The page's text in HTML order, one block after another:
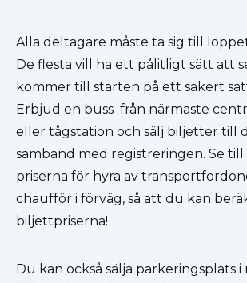
Alla deltagare måste ta sig till
De flesta vill ha ett pålitligt sätt att
kommer till starten på ett säkert
Erbjud en buss från närmaste
eller tågstation och sälj biljetter till
samband med registreringen. Se
priserna för hyra av
chaufför i förväg, så att du kan
biljettpriserna!
Du kan också sälja parkeringsplats